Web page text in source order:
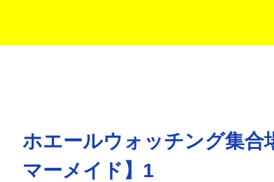
ホエールウォッチング集
マーメイド】1